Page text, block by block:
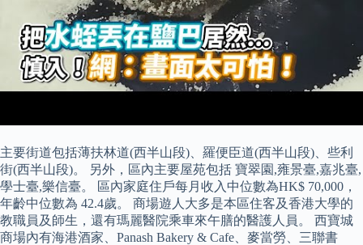
主要街道包括薄扶林道(西半山段)、羅便臣道(西半山段)、些利
街(西半山段)。 另外，區內主要屋苑包括 寶翠園,雍景臺,嘉兆臺,
學士臺,樂信臺。 區內家庭住戶每月收入中位數為HK$ 70,000，
年齡中位數為 42.4歲。 商場遊人大多是本區住客及香港大學的
教職員及師生，還有瑪麗醫院乘車來午膳的醫護人員。 西寶城
商場內有海港酒家、Panash Bakery & Cafe、麥當勞、三聯書